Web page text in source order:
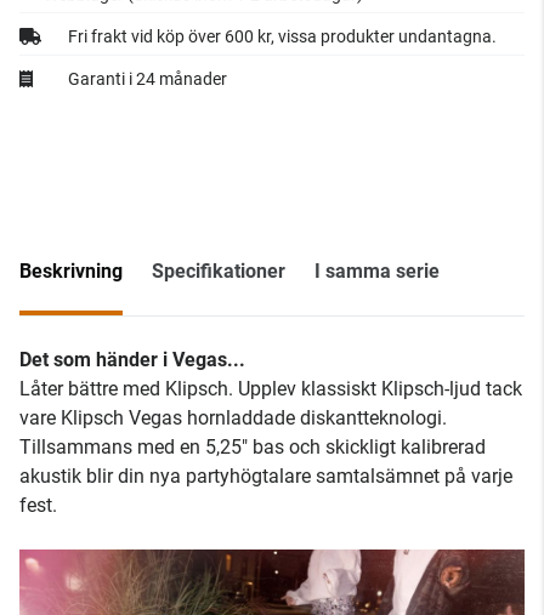
Fri frakt vid köp över 600 kr, vissa produkter undantagna.
Garanti i 24 månader
Beskrivning Specifikationer I samma serie
Det som händer i Vegas...
Låter bättre med Klipsch. Upplev klassiskt Klipsch-ljud tack
vare Klipsch Vegas hornladdade diskantteknologi.
Tillsammans med en 5,25" bas och skickligt kalibrerad
akustik blir din nya partyhögtalare samtalsämnet på varje
fest.